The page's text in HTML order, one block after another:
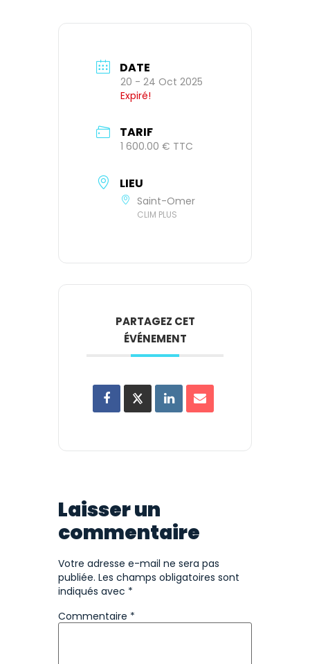
DATE
20 - 24 Oct 2025
Expiré!
TARIF
1 600.00 € TTC
LIEU
Saint-Omer
CLIM PLUS
PARTAGEZ CET
ÉVÉNEMENT
Laisser un
commentaire
Votre adresse e-mail ne sera pas
publiée. Les champs obligatoires sont
indiqués avec *
Commentaire *